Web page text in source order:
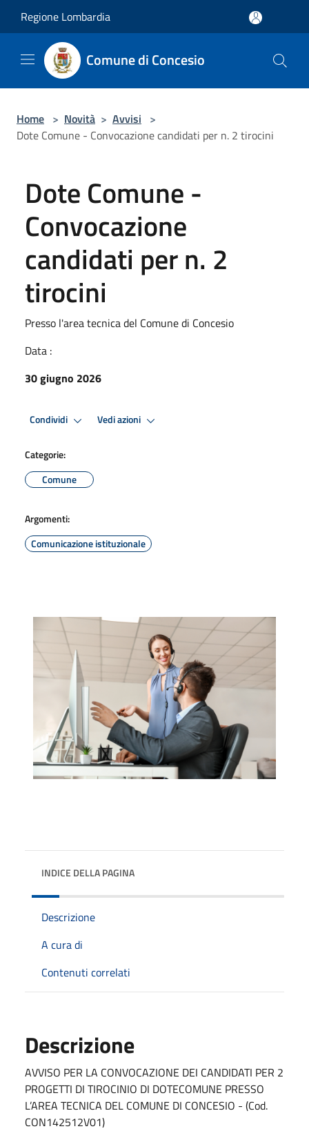
Regione Lombardia
Comune di Concesio
Home > Novità > Avvisi >
Dote Comune - Convocazione candidati per n. 2 tirocini
Dote Comune -
Convocazione
candidati per n. 2
tirocini
Presso l'area tecnica del Comune di Concesio
Data :
30 giugno 2026
Condividi Vedi azioni
Categorie:
Comune
Argomenti:
Comunicazione istituzionale
INDICE DELLA PAGINA
Descrizione
A cura di
Contenuti correlati
Descrizione
AVVISO PER LA CONVOCAZIONE DEI CANDIDATI PER 2
PROGETTI DI TIROCINIO DI DOTECOMUNE PRESSO
L’AREA TECNICA DEL COMUNE DI CONCESIO - (Cod.
CON142512V01)